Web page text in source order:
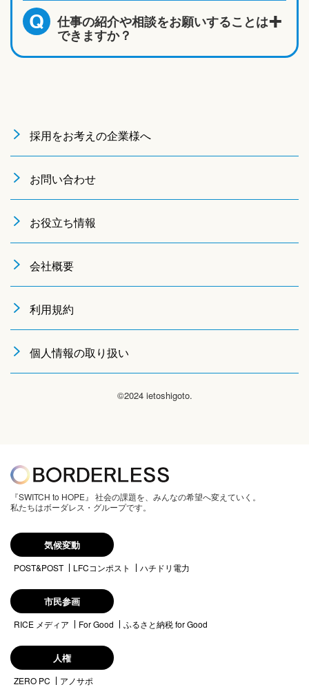
Q 仕事の紹介や相談をお願いすることは
できますか？
採用をお考えの企業様へ
お問い合わせ
お役立ち情報
会社概要
利用規約
個人情報の取り扱い
©2024 ietoshigoto.
『SWITCH to HOPE』 社会の課題を、みんなの希望へ変えていく。
私たちはボーダレス・グループです。
気候変動
POST&POST LFCコンポスト ハチドリ電力
市民参画
RICE メディア For Good ふるさと納税 for Good
人権
ZERO PC アノサポ